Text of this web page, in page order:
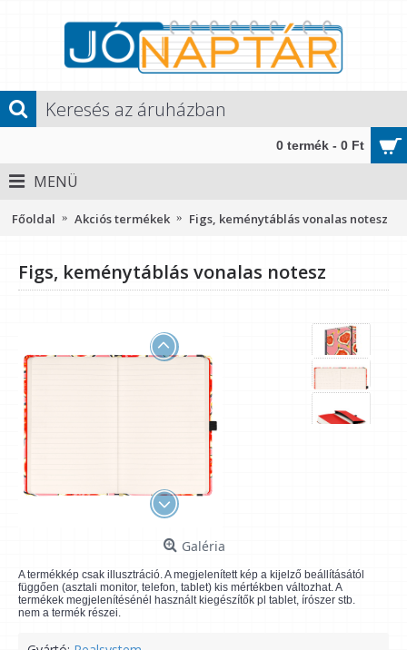
0 termék - 0 Ft
MENÜ
Főoldal Akciós termékek Figs, keménytáblás vonalas notesz
Figs, keménytáblás vonalas notesz
Galéria
A termékkép csak illusztráció. A megjelenített kép a kijelző beállításától
függően (asztali monitor, telefon, tablet) kis mértékben változhat. A
termékek megjelenítésénél használt kiegészítők pl tablet, írószer stb.
nem a termék részei.